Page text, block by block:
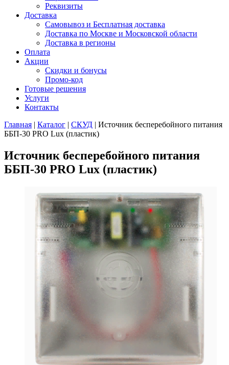
Реквизиты
Доставка
Самовывоз и Бесплатная доставка
Доставка по Москве и Московской области
Доставка в регионы
Оплата
Акции
Скидки и бонусы
Промо-код
Готовые решения
Услуги
Контакты
Главная | Каталог | СКУД | Источник бесперебойного питания
ББП-30 PRO Lux (пластик)
Источник бесперебойного питания
ББП-30 PRO Lux (пластик)